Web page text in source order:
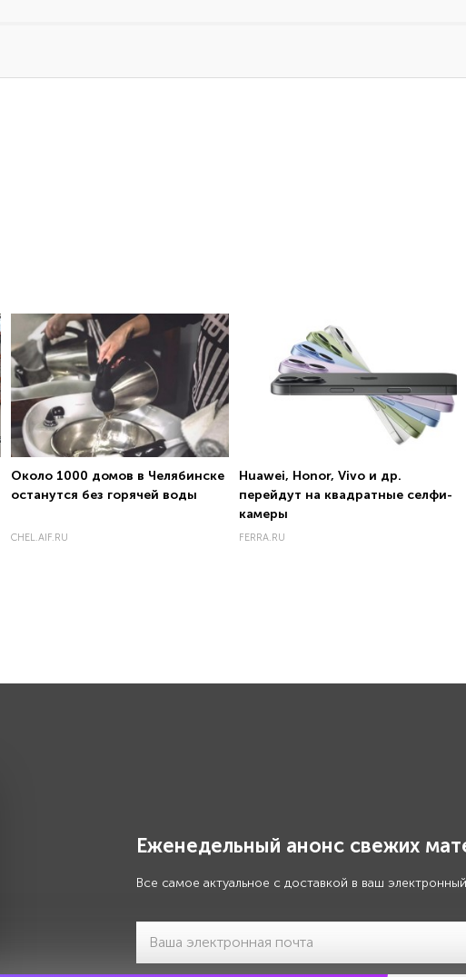
Около 1000 домов в Челябинске
останутся без горячей воды
CHEL.AIF.RU
Huawei, Honor, Vivo и др.
перейдут на квадратные селфи-
камеры
FERRA.RU
Еженедельный анонс свежих
Все самое актуальное с доставкой в ваш